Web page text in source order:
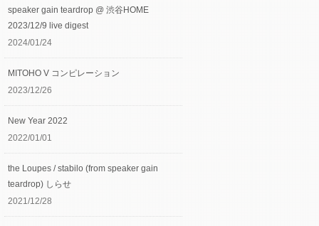
speaker gain teardrop @ 渋谷HOME
2023/12/9 live digest
2024/01/24
MITOHO V コンピレーション
2023/12/26
New Year 2022
2022/01/01
the Loupes / stabilo (from speaker gain
teardrop) しらせ
2021/12/28